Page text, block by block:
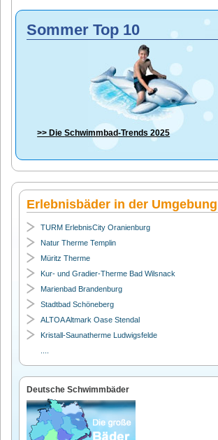
Sommer Top 10
>> DieSchwimmbad-Trends 2025
Erlebnisbäder in der Umgebung
TURM ErlebnisCity Oranienburg
Natur Therme Templin
Müritz Therme
Kur- und Gradier-Therme Bad Wilsnack
Marienbad Brandenburg
Stadtbad Schöneberg
ALTOA Altmark Oase Stendal
Kristall-Saunatherme Ludwigsfelde
Deutsche Schwimmbäder